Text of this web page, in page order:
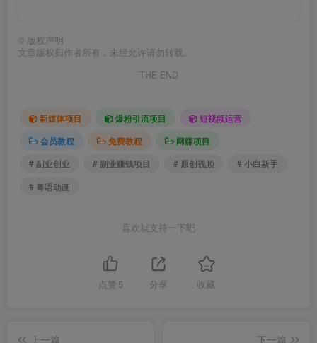
© 版权声明
文章版权归作者所有，未经允许请勿转载。
THE END
新媒体项目 爆粉引流项目
短视频运营
会员教程
免费教程
网赚项目
# 副业创业
# 副业赚钱项目 # 原创视频
# 小白新手
# 粤语动画
喜欢就支持一下吧
点赞 5 分享 收藏
上一篇
下一篇